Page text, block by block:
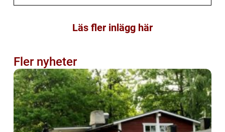
Läs fler inlägg här
Fler nyheter